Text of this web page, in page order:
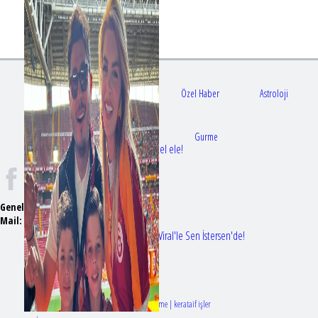
Bir dizi aşkı daha gerçek oldu: Sette el ele!
Erol Köse'nin mektupları ilk kez Nur Viral'le Sen İstersen'de!
Gündem Sağlık Özel Haber Astroloji
Doktorlar Gurme
Genel Yayın Yönetmeni:Seyhan Erdağ
Mail:
emizmagazin@gmail.com
Tasarım & Geliştirme | kerataif işler